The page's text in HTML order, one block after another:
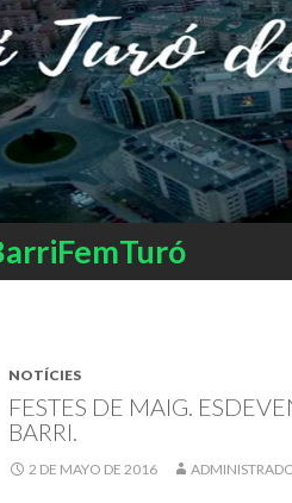
NOTÍCIES
FESTES DE MAIG.
BARRI.
2 DE MAYO DE 2016